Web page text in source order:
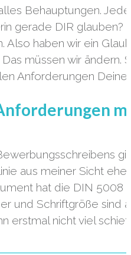
Behauptungen.
gerade DIR glauben?
Also haben wir ein
müssen wir
Anforderungen
aus meiner Sicht
hat die DIN 5008
und Schriftgröße sind
erstmal nicht viel